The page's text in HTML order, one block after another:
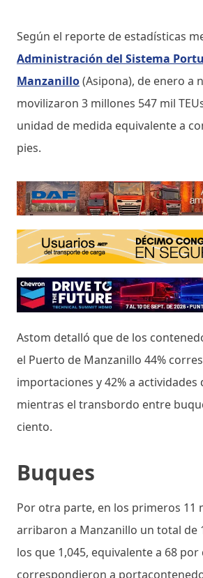
Según el reporte de estadísticas
Administración del Sistema
Manzanillo(Asipona), de enero a
movilizaron 3 millones 547 mil
unidad de medida equivalente a
pies.
Astom detalló que de los
el Puerto de Manzanillo 44%
importaciones y 42% a actividades
mientras el transbordo entre
ciento.
Buques
Por otra parte, en los primeros 11
arribaron a Manzanillo un total de
los que 1,045, equivalente a 68 por
correspondieron a